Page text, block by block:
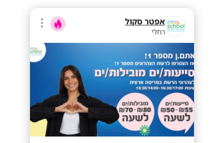
אפטר סקול
רחלי